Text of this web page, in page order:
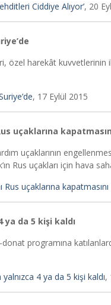
Ciddiye Alıyor’, 20
özel harekât kuvvetlerinin
, 17 Eylül 2015
uçaklarına
uçaklarının
Rus uçakları için hava
Rus uçaklarına
ya da 5 kişi kaldı
programına
4 ya da 5 kişi kaldı,